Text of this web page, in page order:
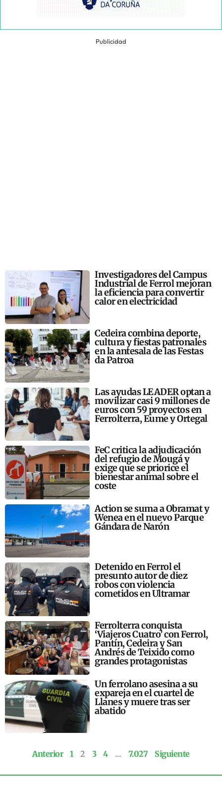
Publicidad
Investigadores del Campus
Industrial de Ferrol mejoran
la eficiencia para convertir
calor en electricidad
Cedeira combina deporte,
cultura y fiestas patronales
en la antesala de las Festas
da Patroa
Las ayudas LEADER optan a
movilizar casi 9 millones de
euros con 59 proyectos en
Ferrolterra, Eume y Ortegal
FeC critica la adjudicación
del refugio de Mougá y
exige que se priorice el
bienestar animal sobre el
coste
Action se suma a Obramat y
Wenea en el nuevo Parque
Gándara de Narón
Detenido en Ferrol el
presunto autor de diez
robos con violencia
cometidos en Ultramar
Ferrolterra conquista
‘Viajeros Cuatro’ con Ferrol,
Pantín, Cedeira y San
Andrés de Teixido como
grandes protagonistas
Un ferrolano asesina a su
expareja en el cuartel de
Llanes y muere tras ser
abatido
Anterior 1 2 3 4 … 7.027 Siguiente